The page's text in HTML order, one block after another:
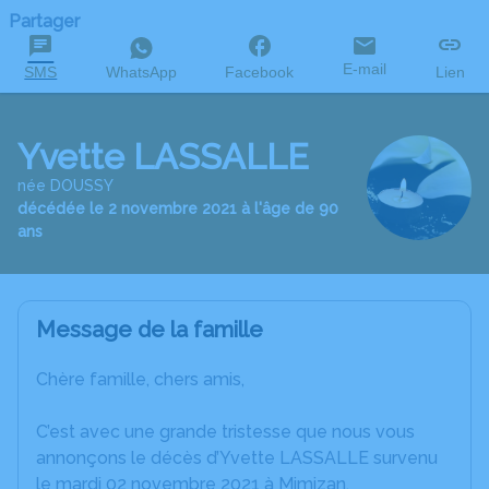
Partager
SMS WhatsApp Facebook E-mail Lien
Yvette LASSALLE
née DOUSSY
décédée le 2 novembre 2021 à l'âge de 90
ans
Message de la famille
Chère famille, chers amis,
C’est avec une grande tristesse que nous vous
annonçons le décès d’Yvette LASSALLE survenu
le mardi 02 novembre 2021 à Mimizan.